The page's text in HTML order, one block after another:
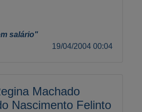
salário"
19/04/2004 00:04
Machado
Nascimento Felinto